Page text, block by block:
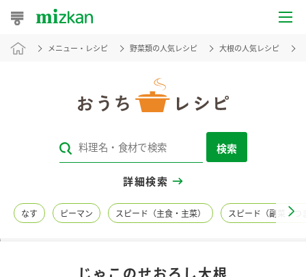
おうちレシピ
レシピカテゴリ一覧
レシピ名特集
メニュー・レシピ 野菜類の人気レシピ 大根の人気レシピ
検索
詳細検索
なす ピーマン スピード（主食・主菜） スピード（副菜・つ
じゃこのせおろし大根